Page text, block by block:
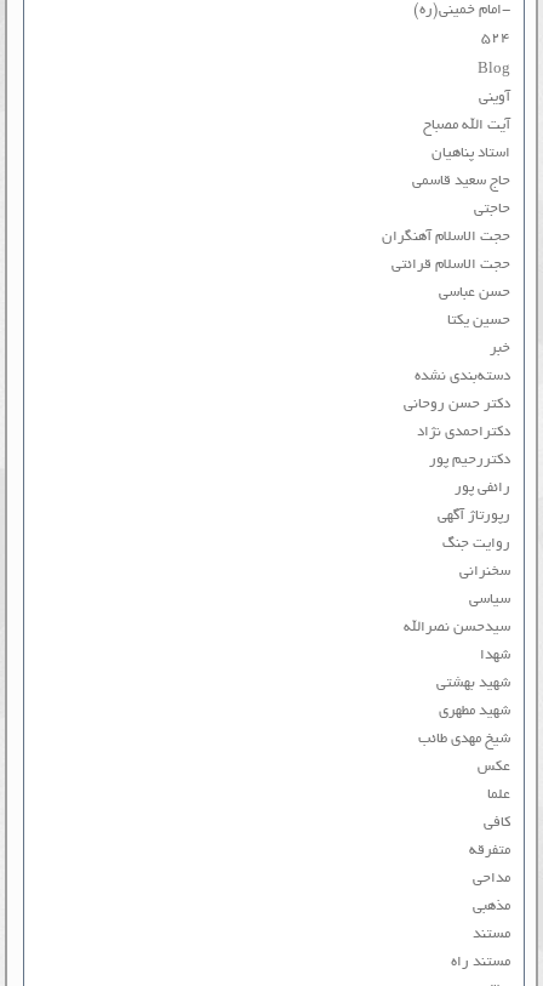
-امام خمینی(ره)
۵۲۴
Blog
آوینی
آیت الله مصباح
استاد پناهیان
حاج سعید قاسمی
حاجتی
حجت الاسلام آهنگران
حجت الاسلام قرائتی
حسن عباسی
حسین یکتا
خبر
دسته‌بندی نشده
دکتر حسن روحانی
دکتراحمدی نژاد
دکتررحیم پور
رائفی پور
رپورتاژ آگهی
روایت جنگ
سخنرانی
سیاسی
سیدحسن نصرالله
شهدا
شهید بهشتی
شهید مطهری
شیخ مهدی طائب
عکس
علما
کافی
متفرقه
مداحی
مذهبی
مستند
مستند راه